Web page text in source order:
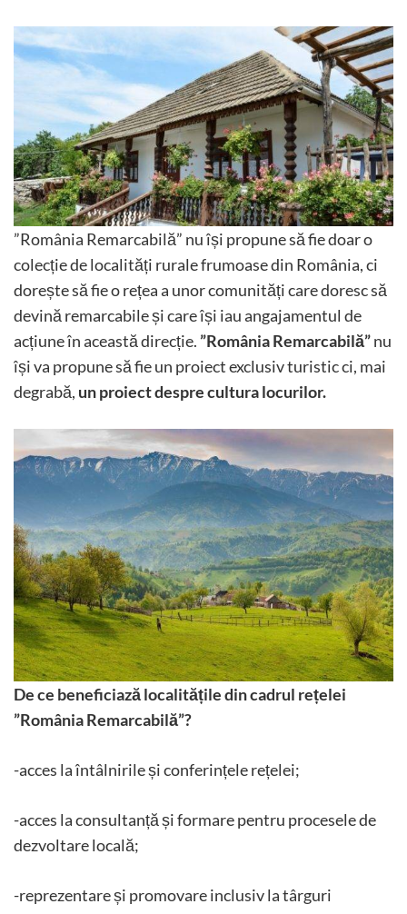
”România Remarcabilă” nu își propune să fie doar o
colecție de localități rurale frumoase din România, ci
dorește să fie o rețea a unor comunități care doresc să
devină remarcabile și care își iau angajamentul de
acțiune în această direcție. ”România Remarcabilă”nu
își va propune să fie un proiect exclusiv turistic ci, mai
degrabă, un proiect despre cultura locurilor.
De ce beneficiază localitățile din cadrul rețelei
”România Remarcabilă”?
-acces la întâlnirile și conferințele rețelei;
-acces la consultanță și formare pentru procesele de
dezvoltare locală;
-reprezentare și promovare inclusiv la târguri